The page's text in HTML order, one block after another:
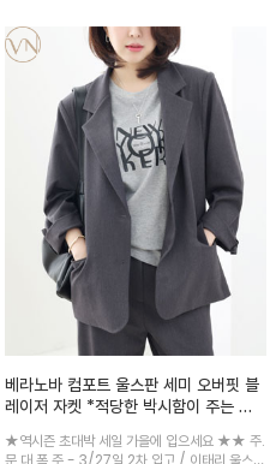
베라노바 컴포트 울스판 세미 오버핏 블
레이저 자켓 *적당한 박시함이 주는 세
천/ 소매는 안감없습니다
★역시즌 초대박 세일 가을에 입으세요 ★★ 주.
문.대.폭.주 - 3/27일 2차 입고 / 이태리 울스판